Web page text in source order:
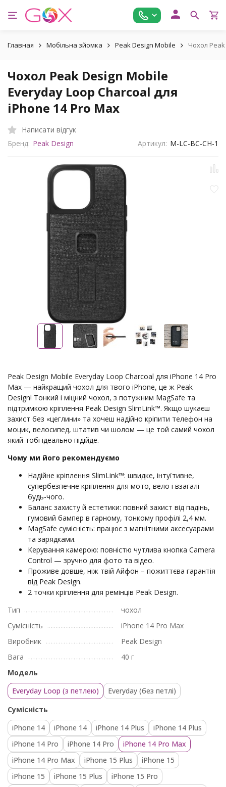
Главная Мобільна зйомка Peak Design Mobile Чохол
Чохол Peak Design Mobile
Everyday Loop Charcoal для
iPhone 14 Pro Max
Написати відгук
Бренд: Peak Design Артикул: M-LC-BC-CH-1
Peak Design Mobile Everyday Loop Charcoal для iPhone 14 Pro
Max — найкращий чохол для твого iPhone, це ж Peak
Design! Тонкий і міцний чохол, з потужним MagSafe та
підтримкою кріплення Peak Design SlimLink™. Якщо шукаєш
захист без «цеглини» та хочеш надійно кріпити телефон на
моцик, велосипед, штатив чи шолом — це той самий чохол
який тобі ідеально підійде.
Чому ми його рекомендуємо
Надійне кріплення SlimLink™: швидке, інтуїтивне,
супербезпечне кріплення для мото, вело і взагалі
будь-чого.
Баланс захисту й естетики: повний захист від падінь,
гумовий бампер в гарному, тонкому профілі 2,4 мм.
MagSafe сумісність: працює з магнітними аксесуарами
та зарядками.
Керування камерою: повністю чутлива кнопка Camera
Control — зручно для фото та відео.
Проживе довше, ніж твій Айфон – пожиттєва гарантія
від Peak Design.
2 точки кріплення для ремінців Peak Design.
Тип
чохол
Сумісність
iPhone 14 Pro Max
Виробник
Peak Design
Вага
40 г
Модель
Everyday Loop (з петлею)
Everyday (без петлі)
Сумісність
iPhone 14
iPhone 14 iPhone 14 Plus
iPhone 14 Plus
iPhone 14 Pro
iPhone 14 Pro
iPhone 14 Pro Max
iPhone 14 Pro Max
iPhone 15 Plus
iPhone 15
iPhone 15
iPhone 15 Plus
iPhone 15 Pro